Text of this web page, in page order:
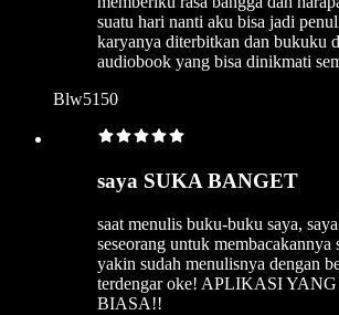
suatu hari nanti aku bisa jadi
karyanya diterbitkan dan bukuku
audiobook yang bisa dinikmati
Blw5150
saya SUKA BANGET
saat menulis buku-buku saya,
seseorang untuk membacakannya
yakin sudah menulisnya dengan
terdengar oke! APLIKASI
BIASA!!